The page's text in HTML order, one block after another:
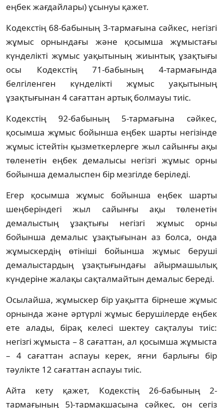
еңбек жағдайлары) ұсынуы қажет.
Кодекстің 68-бабының 3-тармағына сәйкес, негізгі
жұмыс орнындағы және қосымша жұмыстағы
күнделікті жұмыс уақытының жиынтық ұзақтығы
осы Кодекстің 71-бабының 4-тармағында
белгіленген күнделікті жұмыс уақытының
ұзақтығынан 4 сағаттан артық болмауы тиіс.
Кодекстің 92-бабының 5-тармағына сәйкес,
қосымша жұмыс бойынша еңбек шарты негізінде
жұмыс істейтін қызметкерлерге жыл сайынғы ақы
төленетін еңбек демалысы негізгі жұмыс орны
бойынша демалыспен бір мезгілде беріледі.
Егер қосымша жұмыс бойынша еңбек шарты
шеңберіндегі жыл сайынғы ақы төленетін
демалыстың ұзақтығы негізгі жұмыс орны
бойынша демалыс ұзақтығынан аз болса, онда
жұмыскердің өтініші бойынша жұмыс беруші
демалыстардың ұзақтығындағы айырмашылық
күндеріне жалақы сақталмайтын демалыс береді.
Осылайша, жұмыскер бір уақытта бірнеше жұмыс
орнында және әртүрлі жұмыс берушілерде еңбек
ете алады, бірақ келесі шектеу сақталуы тиіс:
негізгі жұмыста – 8 сағаттан, ал қосымша жұмыста
– 4 сағаттан аспауы керек, яғни барлығы бір
тәулікте 12 сағаттан аспауы тиіс.
Айта кету қажет, Кодекстің 26-бабының 2-
тармағының 5)-тармақшасына сәйкес, он сегіз